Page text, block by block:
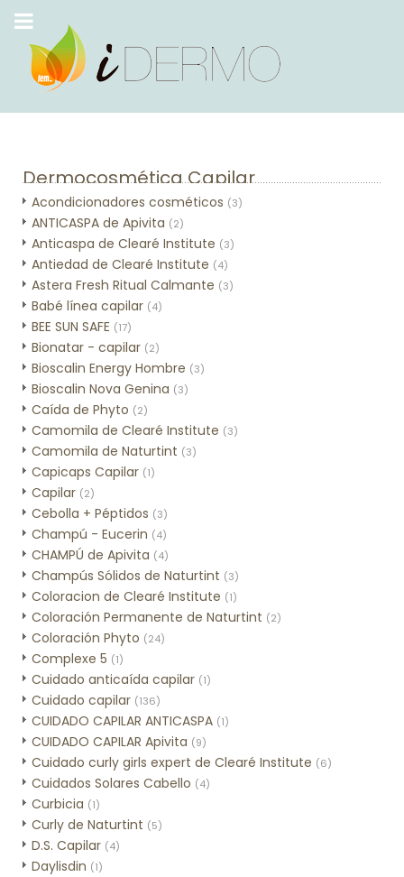
Dermocosmética Capilar
Acondicionadores cosméticos (3)
ANTICASPA de Apivita (2)
Anticaspa de Clearé Institute (3)
Antiedad de Clearé Institute (4)
Astera Fresh Ritual Calmante (3)
Babé línea capilar (4)
BEE SUN SAFE (17)
Bionatar - capilar (2)
Bioscalin Energy Hombre (3)
Bioscalin Nova Genina (3)
Caída de Phyto (2)
Camomila de Clearé Institute (3)
Camomila de Naturtint (3)
Capicaps Capilar (1)
Capilar (2)
Cebolla + Péptidos (3)
Champú - Eucerin (4)
CHAMPÚ de Apivita (4)
Champús Sólidos de Naturtint (3)
Coloracion de Clearé Institute (1)
Coloración Permanente de Naturtint (2)
Coloración Phyto (24)
Complexe 5 (1)
Cuidado anticaída capilar (1)
Cuidado capilar (136)
CUIDADO CAPILAR ANTICASPA (1)
CUIDADO CAPILAR Apivita (9)
Cuidado curly girls expert de Clearé Institute (6)
Cuidados Solares Cabello (4)
Curbicia (1)
Curly de Naturtint (5)
D.S. Capilar (4)
Daylisdin (1)